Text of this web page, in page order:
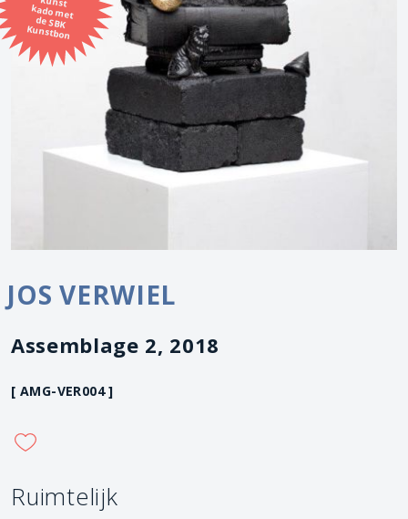
Kunstbon
JOS VERWIEL
Assemblage 2, 2018
[ AMG-VER004 ]
Ruimtelijk